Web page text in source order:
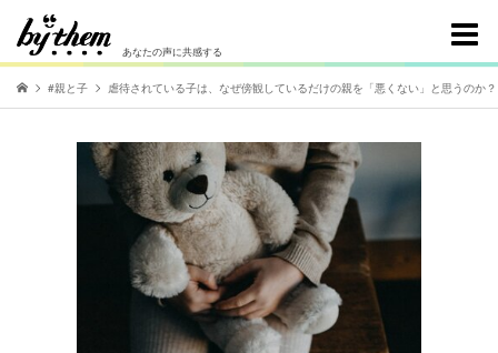
あなたの声に共感する
#親と子 虐待されている子は、なぜ傍観しているだけの親を「悪くない」と思うのか？